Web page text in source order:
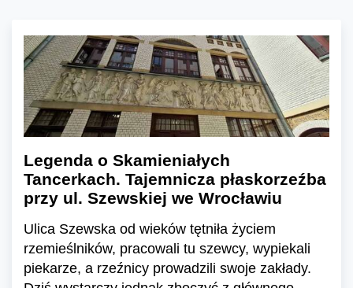
Legenda o Skamieniałych
Tancerkach. Tajemnicza płaskorzeźba
przy ul. Szewskiej we Wrocławiu
Ulica Szewska od wieków tętniła życiem
rzemieślników, pracowali tu szewcy, wypiekali
piekarze, a rzeźnicy prowadzili swoje zakłady.